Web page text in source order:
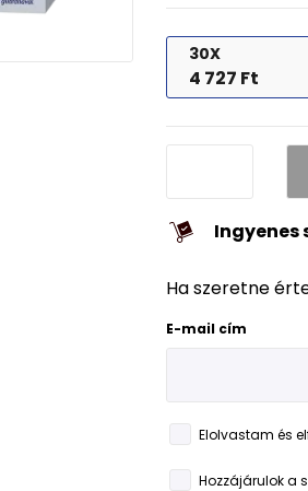
30X
4 727 Ft
Ingyenes
Ha szeretne
E-mail cím
Elolvastam és
Hozzájárulok a